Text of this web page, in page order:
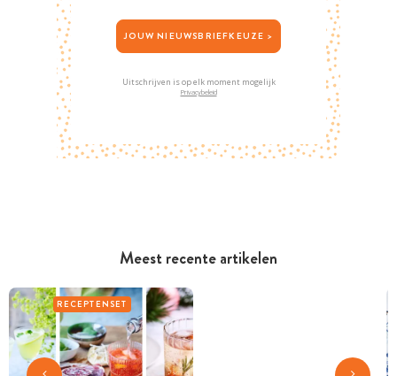
Meest recente artikelen
RECEPTENSET
JOUW NIEUWSBRIEFKEUZE >
Uitschrijven is op elk moment mogelijk
Privacybeleid